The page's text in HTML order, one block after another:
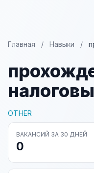
Главная / Навыки /
OTHER
ВАКАНСИЙ ЗА 30 ДНЕЙ
0